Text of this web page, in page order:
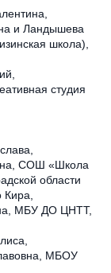
и Ландышева
школа),
студия
СОШ «Школа
области
МБУ ДО ЦНТТ,
МБОУ